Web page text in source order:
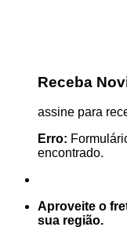
Receba
assine para
Erro:
encontrado.
Aproveite o
sua região.